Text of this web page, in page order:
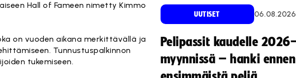
Hall of Fameen nimetty Kimmo
on vuoden aikana merkittävällä ja
Tunnustuspalkinnon
tukemiseen.
UUTISET 06.08.2026
Pelipassit kaudelle
myynnissä – hanki ennen